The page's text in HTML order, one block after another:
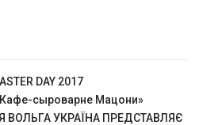
DAY 2017
сыроварне Мацони»
ВОЛЬГА УКРАЇНА ПРЕДСТАВЛЯЄ